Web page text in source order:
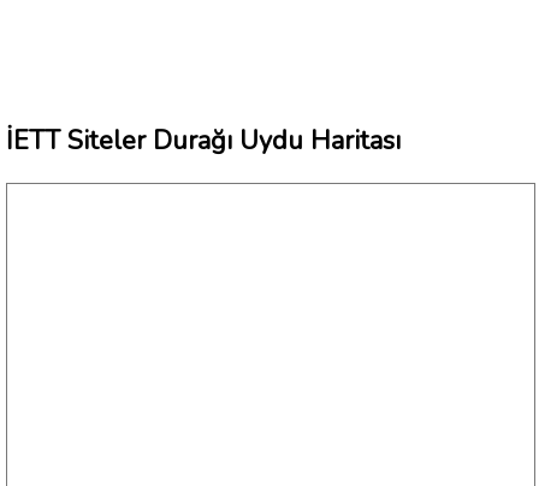
İETT Siteler Durağı Uydu Haritası